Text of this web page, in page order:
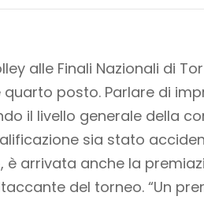
alle Finali Nazionali di
posto. Parlare di
il livello generale della
sia stato
è arrivata anche la
del torneo. “Un